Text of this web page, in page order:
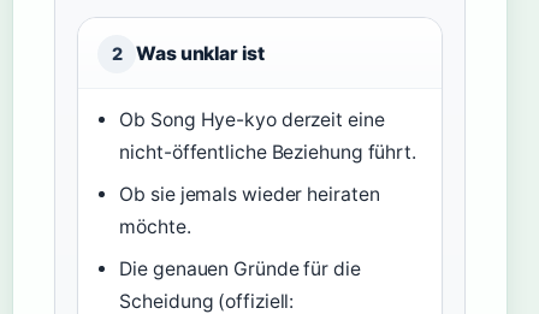
2 Was unklar ist
Ob Song Hye-kyo derzeit eine
nicht-öffentliche Beziehung führt.
Ob sie jemals wieder heiraten
möchte.
Die genauen Gründe für die
Scheidung (offiziell: